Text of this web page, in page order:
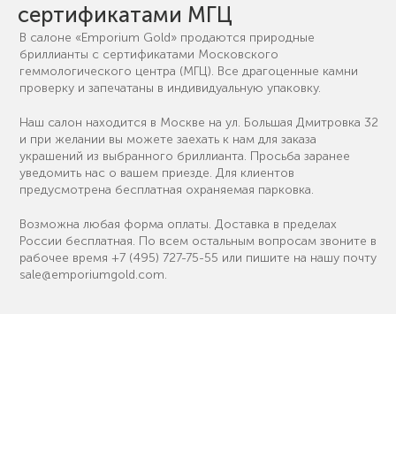
сертификатами МГЦ
В салоне «Emporium Gold» продаются природные
бриллианты с сертификатами Московского
геммологического центра (МГЦ). Все драгоценные камни
проверку и запечатаны в индивидуальную упаковку.
Наш салон находится в Москве на ул. Большая Дмитровка 32
и при желании вы можете заехать к нам для заказа
украшений из выбранного бриллианта. Просьба заранее
уведомить нас о вашем приезде. Для клиентов
предусмотрена бесплатная охраняемая парковка.
Возможна любая форма оплаты. Доставка в пределах
России бесплатная. По всем остальным вопросам звоните в
рабочее время +7 (495) 727-75-55 или пишите на нашу почту
sale@emporiumgold.com.